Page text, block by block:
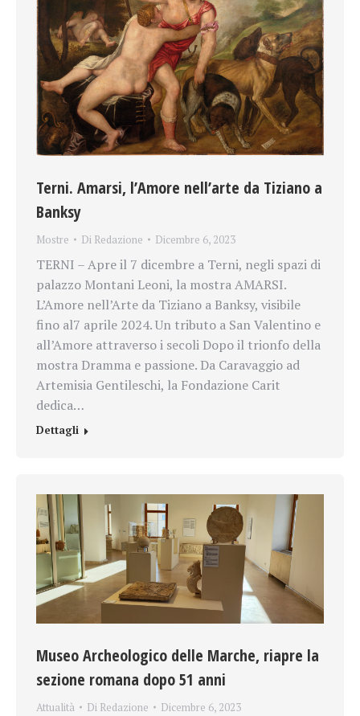
Terni. Amarsi, l’Amore nell’arte da Tiziano a
Banksy
Mostre Di Redazione Dicembre 6, 2023
TERNI – Apre il 7 dicembre a Terni, negli spazi di
palazzo Montani Leoni, la mostra AMARSI.
L’Amore nell’Arte da Tiziano a Banksy, visibile
fino al7 aprile 2024. Un tributo a San Valentino e
all’Amore attraverso i secoli Dopo il trionfo della
mostra Dramma e passione. Da Caravaggio ad
Artemisia Gentileschi, la Fondazione Carit
dedica…
Dettagli
Museo Archeologico delle Marche, riapre la
sezione romana dopo 51 anni
Attualità Di Redazione Dicembre 6, 2023